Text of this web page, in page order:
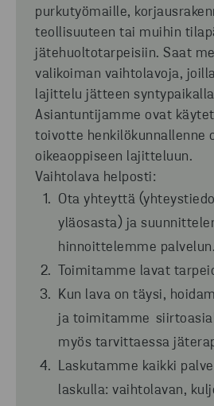
purkutyömaille,
teollisuuteen tai muihin
jätehuoltotarpeisiin. Saat
valikoiman vaihtolavoja,
lajittelu jätteen
Asiantuntijamme ovat
toivotte henkilökunnallenne
oikeaoppiseen lajitteluun.
Vaihtolava helposti:
Ota yhteyttä
yläosasta) ja
hinnoittelemme palvelun.
Toimitamme lavat
Kun lava on täysi,
ja toimitamme
myös tarvittaessa
Laskutamme kaikki
laskulla: vaihtolavan,